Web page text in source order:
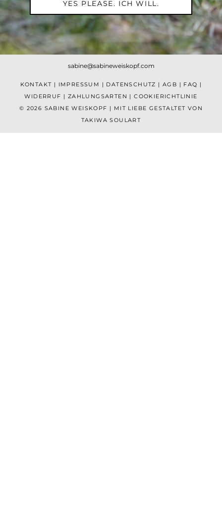
sabine@sabineweiskopf.com
KONTAKT | IMPRESSUM | DATENSCHUTZ | AGB | FAQ |
WIDERRUF | ZAHLUNGSARTEN |COOKIERICHTLINIE
© 2026 SABINE WEISKOPF | MIT LIEBE GESTALTET VON
TAKIWA SOULART